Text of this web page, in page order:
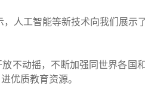
人工智能等新技术向我们展
不动摇，不断加强同世界各国
优质教育资源。